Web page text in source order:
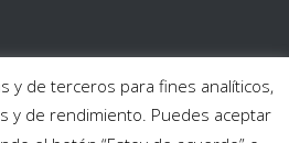
y de terceros para fines analíticos,
y de rendimiento. Puedes aceptar